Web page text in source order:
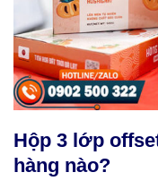
Hộp 3 lớp
hàng nào?